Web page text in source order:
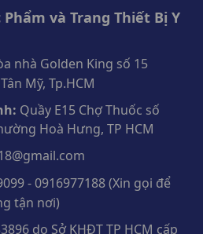
và Trang Thiết Bị Y
nhà Golden King số 15
Mỹ, Tp.HCM
Quầy E15 Chợ Thuốc số
Hoà Hưng, TP HCM
- 0916977188 (Xin gọi để
tận nơi)
do Sở KHĐT TP HCM cấp